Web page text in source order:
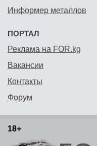
Информер металлов
ПОРТАЛ
Реклама на FOR.kg
Вакансии
Контакты
Форум
18+